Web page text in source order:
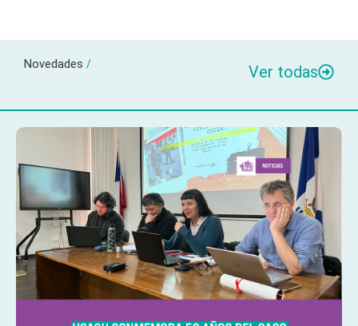
Novedades / Ver todas